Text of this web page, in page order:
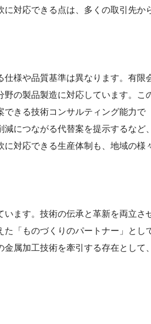
対応できる点は、多くの取引先か
様や品質基準は異なります。有限
の製品製造に対応しています。こ
きる技術コンサルティング能力で
につながる代替案を提示するなど、
対応できる生産体制も、地域の様
ます。技術の伝承と革新を両立さ
「ものづくりのパートナー」とし
属加工技術を牽引する存在として、